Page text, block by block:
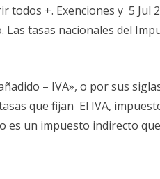
todos +. Exenciones y 5 Jul
tasas nacionales del
– IVA», o por sus
que fijan El IVA,
es un impuesto indirecto